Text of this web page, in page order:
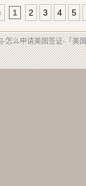
1 2 3 4 5
怎么申请美国签证-「美